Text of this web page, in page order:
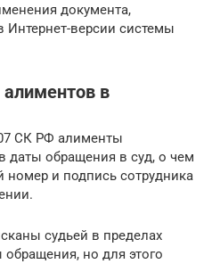
документа,
Интернет-версии системы
в
СК РФ алименты
даты обращения в суд, о чем
номер и подпись сотрудника
судьей в пределах
обращения, но для этого